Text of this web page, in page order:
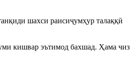
шахси раисиҷумҳур талаққӣ
кишвар эътимод бахшад. Ҳама чиз